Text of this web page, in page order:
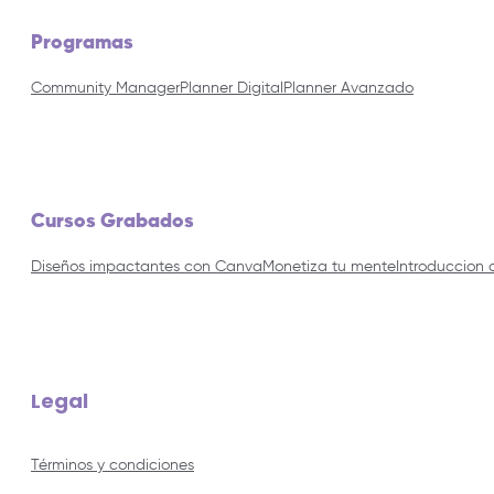
Programas
Community ManagerPlanner Digital Planner Avanzado
Cursos Grabados
Diseños impactantes con Canva Monetiza tu mente Introduccion
Legal
Términos y condiciones